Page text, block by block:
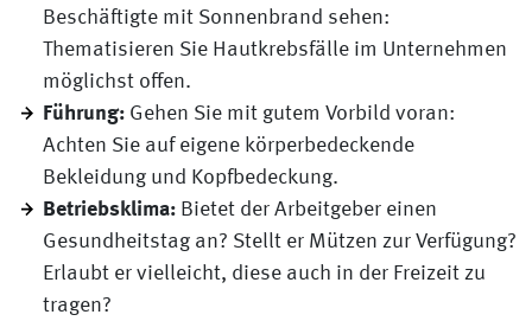
Beschäftigte mit Sonnenbrand sehen:
Thematisieren Sie Hautkrebsfälle im Unternehmen
möglichst offen.
Führung:Gehen Sie mit gutem Vorbild voran:
Achten Sie auf eigene körperbedeckende
Bekleidung und Kopfbedeckung.
Betriebsklima:Bietet der Arbeitgeber einen
Gesundheitstag an? Stellt er Mützen zur Verfügung?
Erlaubt er vielleicht, diese auch in der Freizeit zu
tragen?